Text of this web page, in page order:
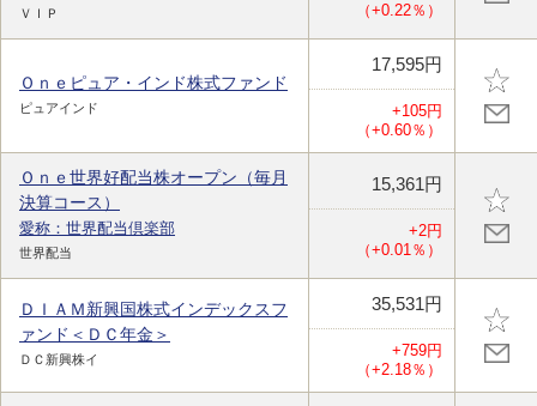
ＶＩＰ
（+0.22％）
Ｏｎｅピュア・インド株式ファンド
ピュアインド
17,595円
+105円
（+0.60％）
Ｏｎｅ世界好配当株オープン（毎月
決算コース）
愛称：世界配当倶楽部
世界配当
15,361円
+2円
（+0.01％）
ＤＩＡＭ新興国株式インデックスフ
ァンド＜ＤＣ年金＞
ＤＣ新興株イ
35,531円
+759円
（+2.18％）